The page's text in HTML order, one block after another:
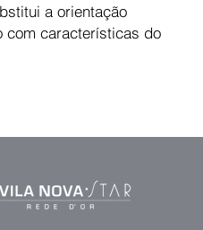
a orientação
com características do